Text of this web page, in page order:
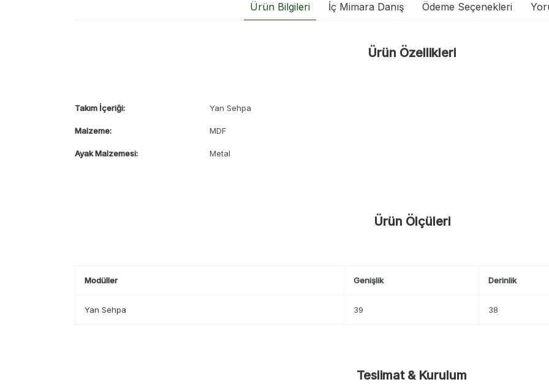
Ürün Bilgileri İç Mimara Danış Ödeme Seçenekleri
Ürün Özellikleri
Takım İçeriği: Yan Sehpa
Malzeme: MDF
Ayak Malzemesi: Metal
Ürün Ölçüleri
Modüller Genişlik Derinlik
Yan Sehpa 39 38
Teslimat & Kurulum